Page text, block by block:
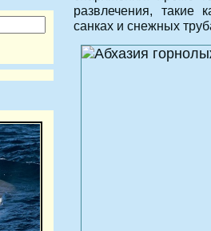
развлечения, такие
санках и снежных